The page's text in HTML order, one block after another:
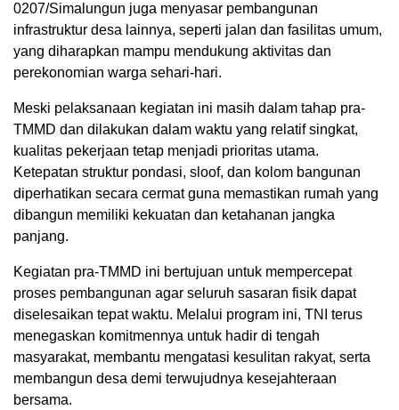
0207/Simalungun juga menyasar pembangunan
infrastruktur desa lainnya, seperti jalan dan fasilitas umum,
yang diharapkan mampu mendukung aktivitas dan
perekonomian warga sehari-hari.
Meski pelaksanaan kegiatan ini masih dalam tahap pra-
TMMD dan dilakukan dalam waktu yang relatif singkat,
kualitas pekerjaan tetap menjadi prioritas utama.
Ketepatan struktur pondasi, sloof, dan kolom bangunan
diperhatikan secara cermat guna memastikan rumah yang
dibangun memiliki kekuatan dan ketahanan jangka
panjang.
Kegiatan pra-TMMD ini bertujuan untuk mempercepat
proses pembangunan agar seluruh sasaran fisik dapat
diselesaikan tepat waktu. Melalui program ini, TNI terus
menegaskan komitmennya untuk hadir di tengah
masyarakat, membantu mengatasi kesulitan rakyat, serta
membangun desa demi terwujudnya kesejahteraan
bersama.